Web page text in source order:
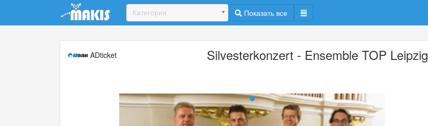
Update cookies preferences
Категория Показать все
ADticket Silvesterkonzert - Ensemble TOP Leipzig